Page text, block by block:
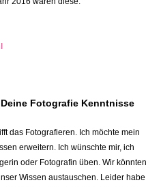
Fotografie Kenntnisse
das Fotografieren. Ich möchte mein
erweitern. Ich wünschte mir, ich
oder Fotografin üben. Wir könnten
Wissen austauschen. Leider habe